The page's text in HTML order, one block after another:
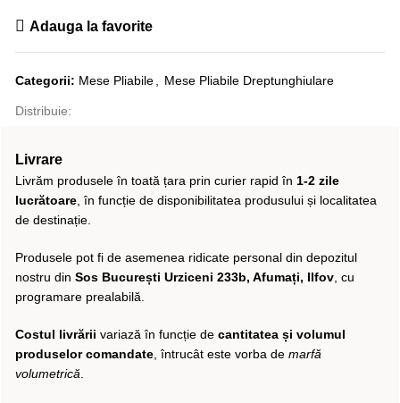
Adauga la favorite
Categorii: Mese Pliabile, Mese Pliabile Dreptunghiulare
Distribuie:
Livrare
Livrăm produsele în toată țara prin curier rapid în 1-2 zile
lucrătoare, în funcție de disponibilitatea produsului și localitatea
de destinație.
Produsele pot fi de asemenea ridicate personal din depozitul
nostru din Sos București Urziceni 233b, Afumați, Ilfov, cu
programare prealabilă.
Costul livrării variază în funcție de cantitatea și volumul
produselor comandate, întrucât este vorba de marfă
volumetrică.